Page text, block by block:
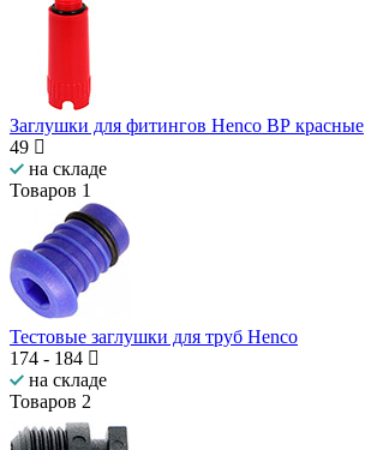
Заглушки для фитингов Henco ВР красные
49
на складе
Товаров 1
Тестовые заглушки для труб Henco
174 - 184
на складе
Товаров 2